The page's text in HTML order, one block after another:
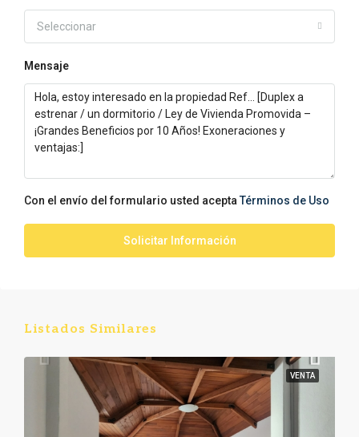
Seleccionar
Mensaje
Con el envío del formulario usted aceptaTérminos de Uso
Solicitar Información
Listados Similares
VENTA